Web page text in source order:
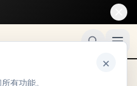
×
有功能。